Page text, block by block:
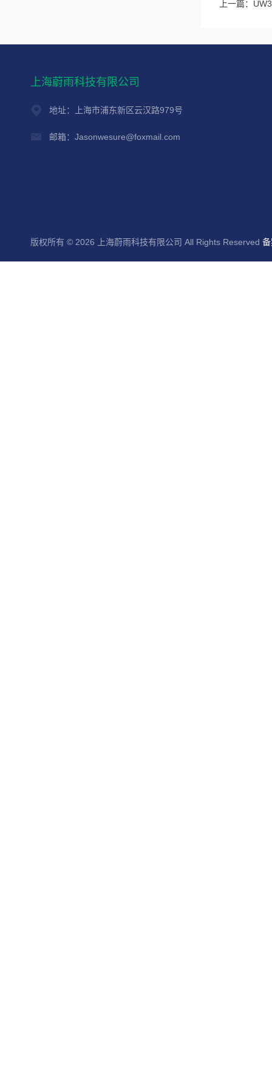
上一篇：
上海蔚雨科技有限公司
地址：上海市浦东新区云汉路979号
邮箱：Jasonwesure@foxmail.com
版权所有 © 2026 上海蔚雨科技有限公司 All Rights Reserved